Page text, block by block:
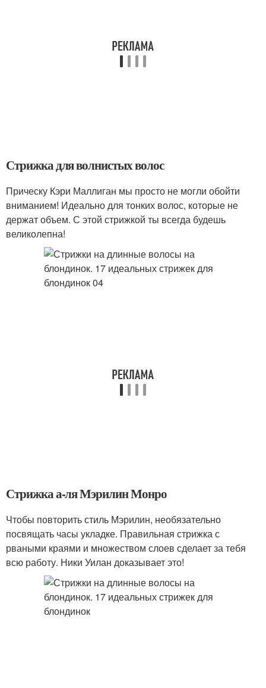
Стрижка для волнистых волос
Прическу Кэри Маллиган мы просто не могли обойти
вниманием! Идеально для тонких волос, которые не
держат объем. С этой стрижкой ты всегда будешь
великолепна!
Стрижка а-ля Мэрилин Монро
Чтобы повторить стиль Мэрилин, необязательно
посвящать часы укладке. Правильная стрижка с
рваными краями и множеством слоев сделает за тебя
всю работу. Ники Уилан доказывает это!